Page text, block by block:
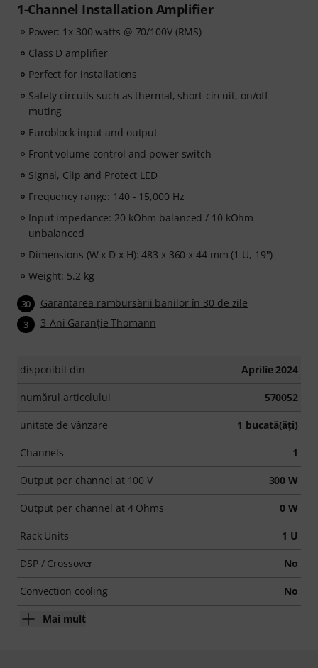
1-Channel Installation Amplifier
Power: 1x 300 watts @ 70/100V (RMS)
Class D amplifier
Perfect for installations
Safety circuits such as thermal, short-circuit, on/off
muting
Euroblock input and output
Front volume control and power switch
Signal, Clip and Protect LED
Frequency range: 140 - 15,000 Hz
Input impedance: 20 kOhm balanced / 10 kOhm
unbalanced
Dimensions (W x D x H): 483 x 360 x 44 mm (1 U, 19")
Weight: 5.2 kg
30 Garantarea rambursării banilor în 30 de zile
3 3-Ani Garanţie Thomann
disponibil din Aprilie 2024
numărul articolului 570052
unitate de vânzare 1 bucată(ăţi)
Channels 1
Output per channel at 100 V 300 W
Output per channel at 4 Ohms 0 W
Rack Units 1 U
DSP / Crossover No
Convection cooling No
Mai mult